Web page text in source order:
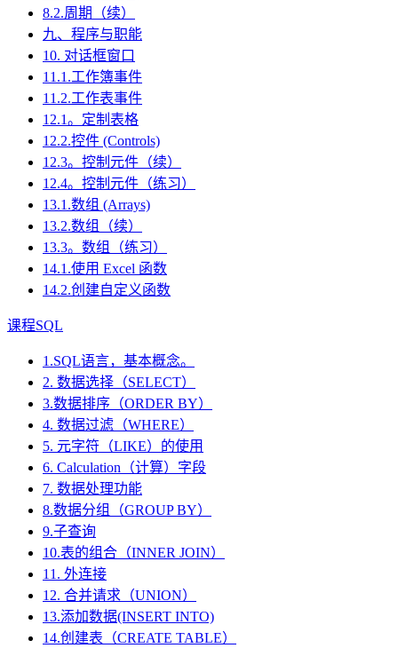
8.2.周期（续）
九、程序与职能
10. 对话框窗口
11.1.工作簿事件
11.2.工作表事件
12.1。定制表格
12.2.控件 (Controls)
12.3。控制元件（续）
12.4。控制元件（练习）
13.1.数组 (Arrays)
13.2.数组（续）
13.3。数组（练习）
14.1.使用 Excel 函数
14.2.创建自定义函数
课程SQL
1.SQL语言，基本概念。
2. 数据选择（SELECT）
3.数据排序（ORDER BY）
4. 数据过滤（WHERE）
5. 元字符（LIKE）的使用
6. Calculation（计算）字段
7. 数据处理功能
8.数据分组（GROUP BY）
9.子查询
10.表的组合（INNER JOIN）
11. 外连接
12. 合并请求（UNION）
13.添加数据(INSERT INTO)
14.创建表（CREATE TABLE）